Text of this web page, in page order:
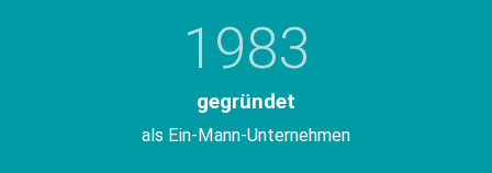
1983
gegründet
als Ein-Mann-Unternehmen